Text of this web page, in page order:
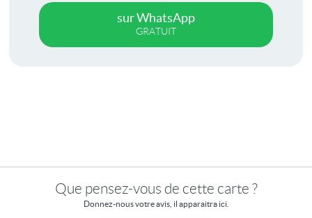
sur WhatsApp
GRATUIT
Que pensez-vous de cette carte ?
Donnez-nous votre avis, il apparaitra ici.